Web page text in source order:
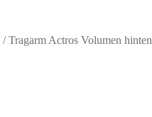
/Tragarm Actros Volumen hinten